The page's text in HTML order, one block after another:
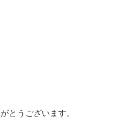
とうございます。